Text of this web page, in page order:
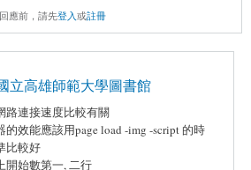
應前，請先登入或註冊
立高雄師範大學圖書館
路連接速度比較有關
的效能應該用page load -img -script 的時
比較好
開始數第一, 二行